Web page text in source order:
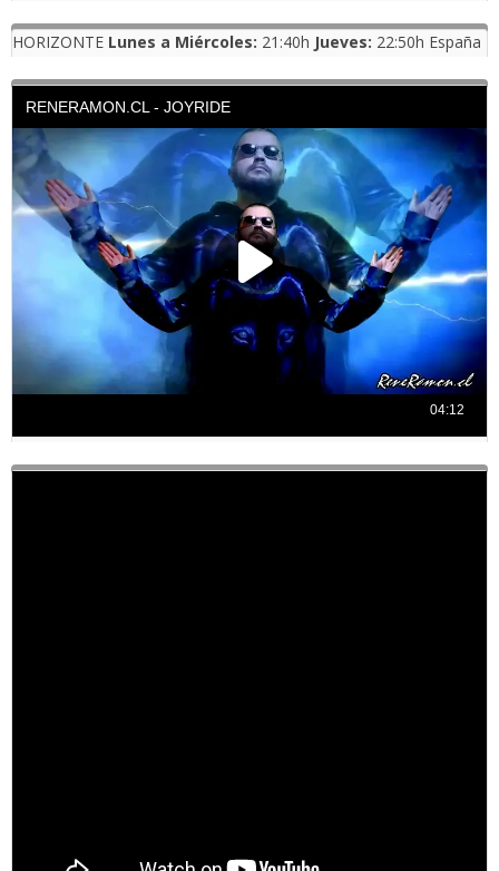
HORIZONTE Lunes a Miércoles: 21:40h Jueves: 22:50h España